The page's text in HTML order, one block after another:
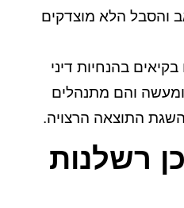
והסבל הלא מוצדקים
בהנחיות דיני
והם מתנהלים
התוצאה הרצויה.
רשלנות